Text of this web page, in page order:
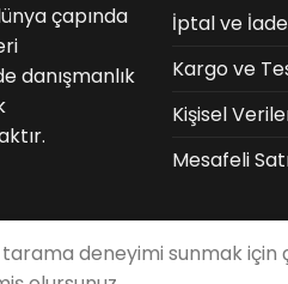
çapında
danışmanlık
İptal ve
Kargo ve
Kişisel
Mesafeli
deneyimi sunmak